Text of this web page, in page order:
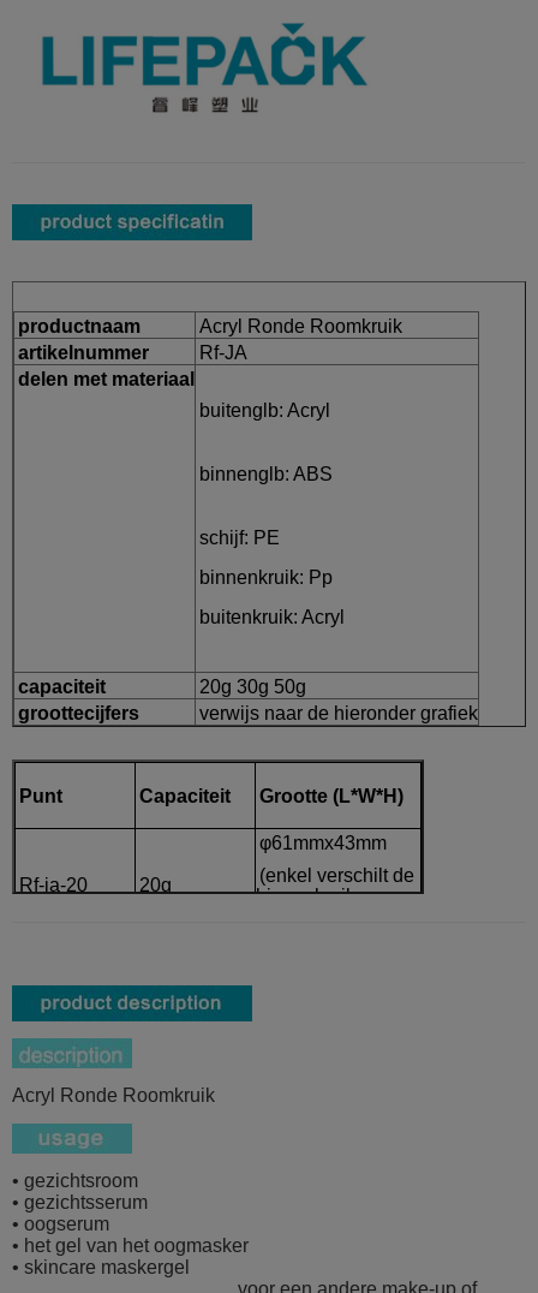
productnaam
Acryl Ronde Roomkruik
artikelnummer
Rf-JA
delen met materiaal
buitenglb: Acryl
binnenglb: ABS
schijf: PE
binnenkruik: Pp
buitenkruik: Acryl
capaciteit
20g 30g 50g
groottecijfers
verwijs naar de hieronder grafiek
Punt Capaciteit Grootte (L*W*H)
Rf-ja-20 20g
φ61mmx43mm
(enkel verschilt de
binnenkruik van
Rf-ja-50
50g
Acryl Ronde Roomkruik
• gezichtsroom
• gezichtsserum
• oogserum
• het gel van het oogmasker
• skincare maskergel